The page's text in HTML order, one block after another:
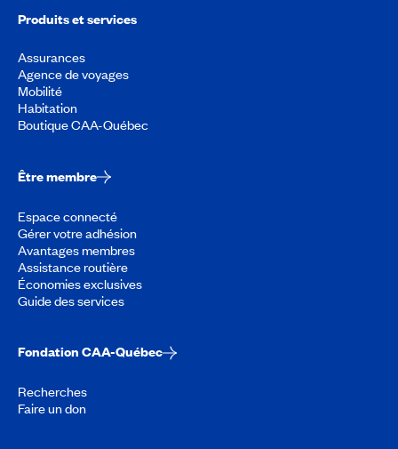
Produits et services
Assurances
Agence de voyages
Mobilité
Habitation
Boutique CAA-Québec
Être membre
Espace connecté
Gérer votre adhésion
Avantages membres
Assistance routière
Économies exclusives
Guide des services
Fondation CAA-Québec
Recherches
Faire un don